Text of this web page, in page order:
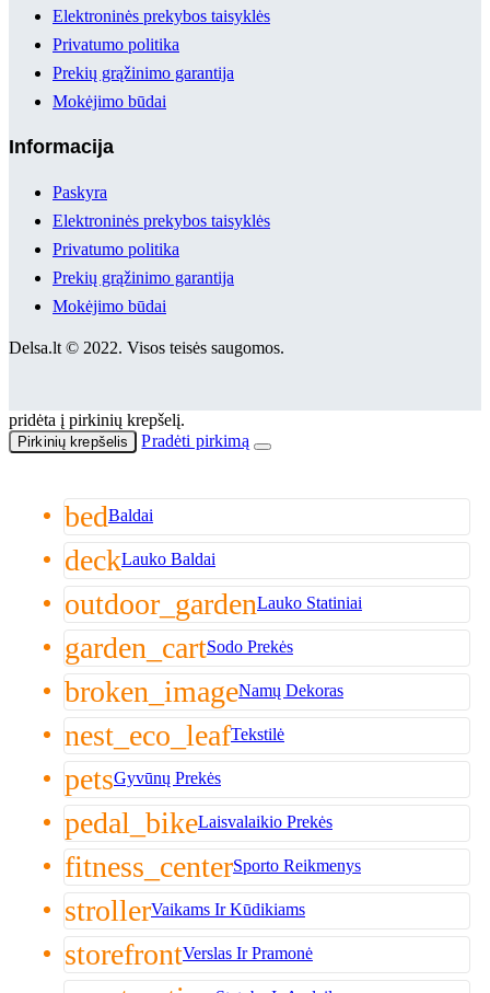
Elektroninės prekybos taisyklės
Privatumo politika
Prekių grąžinimo garantija
Mokėjimo būdai
Informacija
Paskyra
Elektroninės prekybos taisyklės
Privatumo politika
Prekių grąžinimo garantija
Mokėjimo būdai
Delsa.lt © 2022. Visos teisės saugomos.
pridėta į pirkinių krepšelį.
Pirkinių krepšelis Pradėti pirkimą
bedBaldai
deckLauko Baldai
outdoor_gardenLauko Statiniai
garden_cartSodo Prekės
broken_imageNamų Dekoras
nest_eco_leafTekstilė
petsGyvūnų Prekės
pedal_bikeLaisvalaikio Prekės
fitness_centerSporto Reikmenys
strollerVaikams Ir Kūdikiams
storefrontVerslas Ir Pramonė